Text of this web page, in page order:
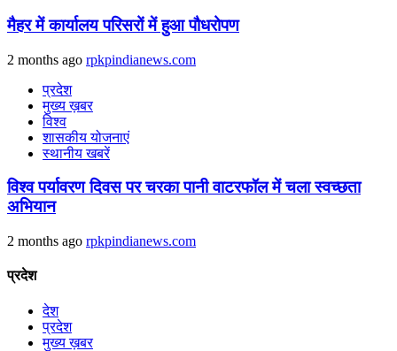
मैहर में कार्यालय परिसरों में हुआ पौधरोपण
2 months ago rpkpindianews.com
प्रदेश
मुख्य ख़बर
विश्व
शासकीय योजनाएं
स्थानीय खबरें
विश्व पर्यावरण दिवस पर चरका पानी वाटरफॉल में चला स्वच्छता
अभियान
2 months ago rpkpindianews.com
प्रदेश
देश
प्रदेश
मुख्य ख़बर